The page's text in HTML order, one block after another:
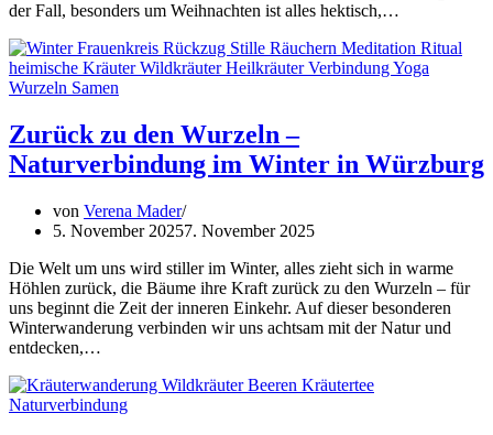
der Fall, besonders um Weihnachten ist alles hektisch,…
Zurück zu den Wurzeln –
Naturverbindung im Winter in Würzburg
von Verena Mader
5. November 20257. November 2025
Die Welt um uns wird stiller im Winter, alles zieht sich in warme
Höhlen zurück, die Bäume ihre Kraft zurück zu den Wurzeln – für
uns beginnt die Zeit der inneren Einkehr. Auf dieser besonderen
Winterwanderung verbinden wir uns achtsam mit der Natur und
entdecken,…